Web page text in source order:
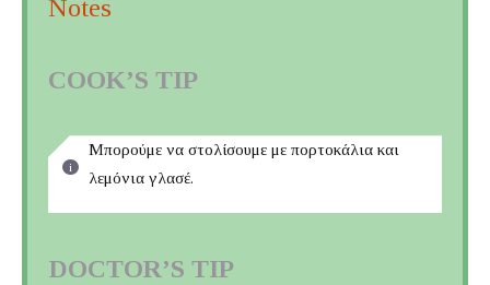
Notes
COOK’S TIP
Μπορούμε να στολίσουμε με πορτοκάλια και
λεμόνια γλασέ.
DOCTOR’S TIP